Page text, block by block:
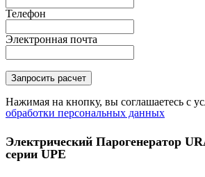
Телефон
Электронная почта
Нажимая на кнопку, вы соглашаетесь с
обработки персональных данных
Электрический Парогенератор
серии UPE